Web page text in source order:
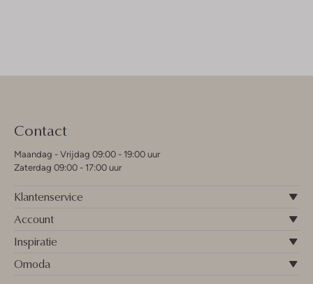
Contact
Maandag - Vrijdag 09:00 - 19:00 uur
Zaterdag 09:00 - 17:00 uur
Klantenservice
Account
Inspiratie
Omoda